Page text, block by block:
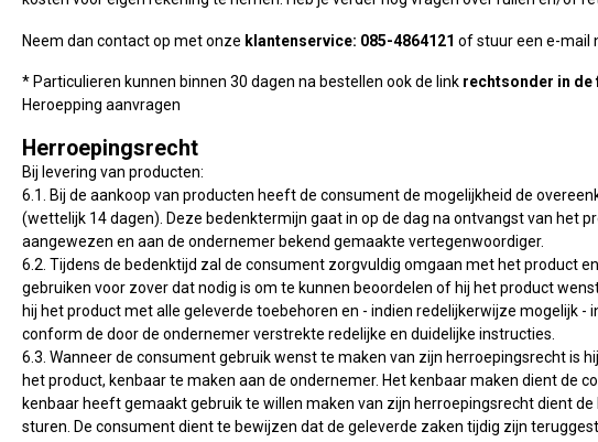
Neem dan contact op met onze klantenservice: 085-4864121 of stuur een e-mail
* Particulieren kunnen binnen 30 dagen na bestellen ook de link rechtsonder in de
Heroepping aanvragen
Herroepingsrecht
Bij levering van producten:
6.1. Bij de aankoop van producten heeft de consument de mogelijkheid de
(wettelijk 14 dagen). Deze bedenktermijn gaat in op de dag na ontvangst van het
aangewezen en aan de ondernemer bekend gemaakte vertegenwoordiger.
6.2. Tijdens de bedenktijd zal de consument zorgvuldig omgaan met het product
gebruiken voor zover dat nodig is om te kunnen beoordelen of hij het product
hij het product met alle geleverde toebehoren en - indien redelijkerwijze mogelijk
conform de door de ondernemer verstrekte redelijke en duidelijke instructies.
6.3. Wanneer de consument gebruik wenst te maken van zijn herroepingsrecht is
het product, kenbaar te maken aan de ondernemer. Het kenbaar maken dient de
kenbaar heeft gemaakt gebruik te willen maken van zijn herroepingsrecht dient
sturen. De consument dient te bewijzen dat de geleverde zaken tijdig zijn